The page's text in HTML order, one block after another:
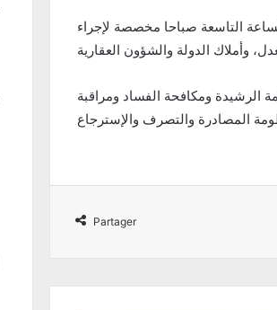
اليوم الاثنين 18 فيفري 2019، بداية من الساعة التاسعة صباحا مخصصة لإجراء
الرشيدة ومكافحة الفساد ومراقبة
Partager